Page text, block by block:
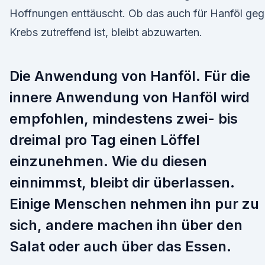
Hoffnungen enttäuscht. Ob das auch für Hanföl
Krebs zutreffend ist, bleibt abzuwarten.
Die Anwendung von Hanföl. Für die
innere Anwendung von Hanföl wird
empfohlen, mindestens zwei- bis
dreimal pro Tag einen Löffel
einzunehmen. Wie du diesen
einnimmst, bleibt dir überlassen.
Einige Menschen nehmen ihn pur zu
sich, andere machen ihn über den
Salat oder auch über das Essen.